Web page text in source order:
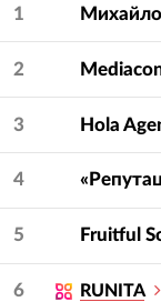
— услугу и
1
2
3 Hola
4
5 Fruitful
6 RUNITA